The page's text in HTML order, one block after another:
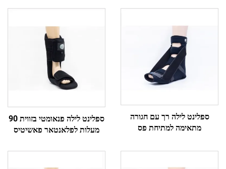
ספלינט לילה רך עם חגורה
מתאימה למתיחת פס
ספלינט לילה פנאומטי בזווית 90
מעלות לפלאנטאר פאשיטיס